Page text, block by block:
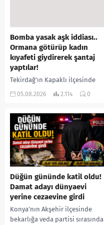
Bomba yasak aşk iddiası..
Ormana götürüp kadın
kıyafeti giydirerek şantaj
yaptılar!
Tekirdağ’ın Kapaklı ilçesinde
bir kişiyi, arkadaşının eşiyle
kadın kıyafetleri giydirdiği,
özür videosu çektirip...
05.08.2026 2.114 0
Düğün gününde katil oldu!
Damat adayı dünyaevi
yerine cezaevine girdi
Konya’nın Akşehir ilçesinde
bekarlığa veda partisi sırasında